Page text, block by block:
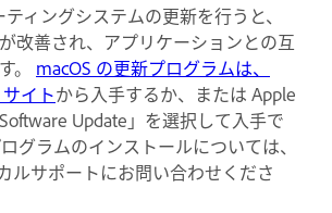
ィングシステムの更新を行うと、
改善され、アプリケーションとの互
。 macOS の更新プログラムは、
イトから入手するか、または Apple
Update」を選択して入手で
グラムのインストールについては、
ルサポートにお問い合わせくださ